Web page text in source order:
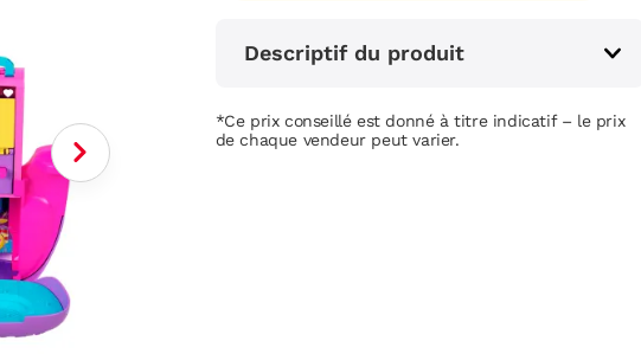
Descriptif du produit
*Ce prix conseillé est donné à titre indicatif – le prix
de chaque vendeur peut varier.